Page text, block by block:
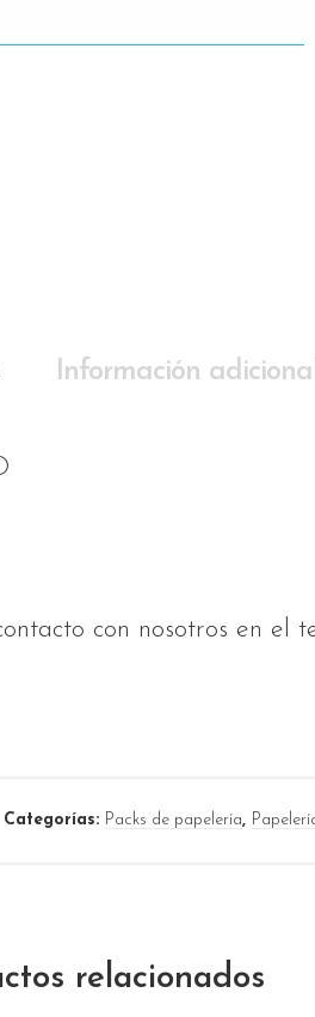
Información adicional
con nosotros en el
Categorías: Packs de papelería,
relacionados